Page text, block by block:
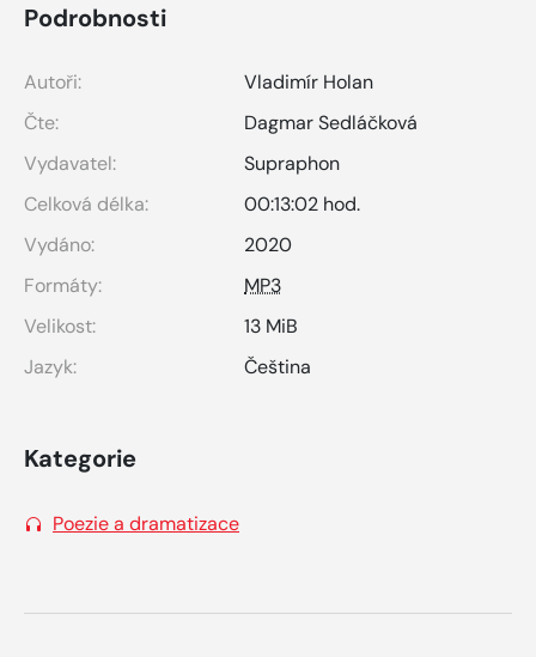
Podrobnosti
Autoři:
Vladimír Holan
Čte:
Dagmar Sedláčková
Vydavatel:
Supraphon
Celková délka:
00:13:02 hod.
Vydáno:
2020
Formáty:
MP3
Velikost:
13 MiB
Jazyk:
Čeština
Kategorie
Poezie a dramatizace